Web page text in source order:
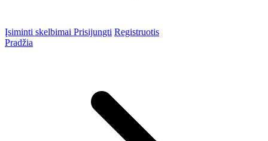
Įsiminti skelbimai Prisijungti Registruotis
Pradžia